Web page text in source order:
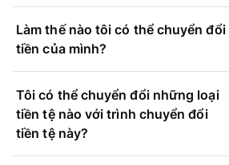
Làm thế nào tôi có thể chuyển đổi
tiền của mình?
Tôi có thể chuyển đổi những loại
tiền tệ nào với trình chuyển đổi
tiền tệ này?